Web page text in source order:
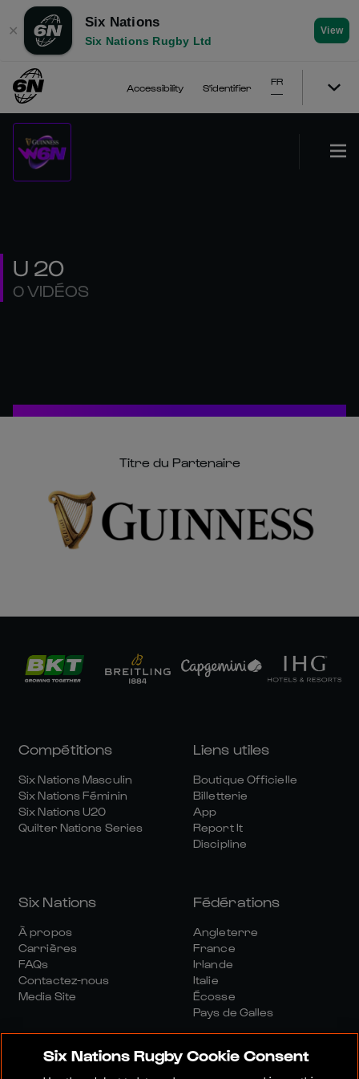
✕
Six Nations
Six Nations Rugby Ltd
View
Accessibility S'identifier
FR
U 20
0 VIDÉOS
Titre du Partenaire
Compétitions
Six Nations Masculin
Six Nations Féminin
Six Nations U20
Quilter Nations Series
Liens utiles
Boutique Officielle
Billetterie
App
Report It
Discipline
Six Nations
À propos
Carrières
FAQs
Contactez-nous
Media Site
Fédérations
Angleterre
France
Irlande
Italie
Écosse
Pays de Galles
Six Nations Rugby Cookie Consent